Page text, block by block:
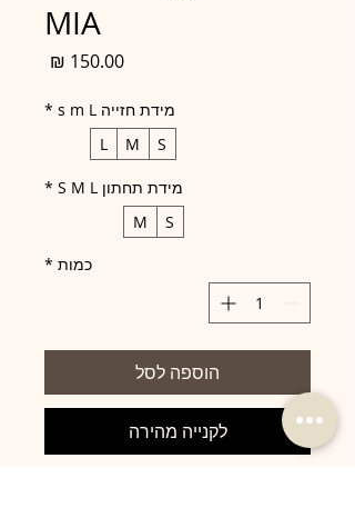
MIA
מידת חזייה s m L
*
S
M
L
מידת תחתון S M L
*
S
M
כמות *
הוספה לסל
לקנייה מהירה